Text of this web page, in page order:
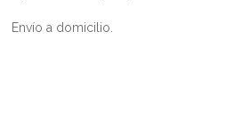
Envío a domicilio.